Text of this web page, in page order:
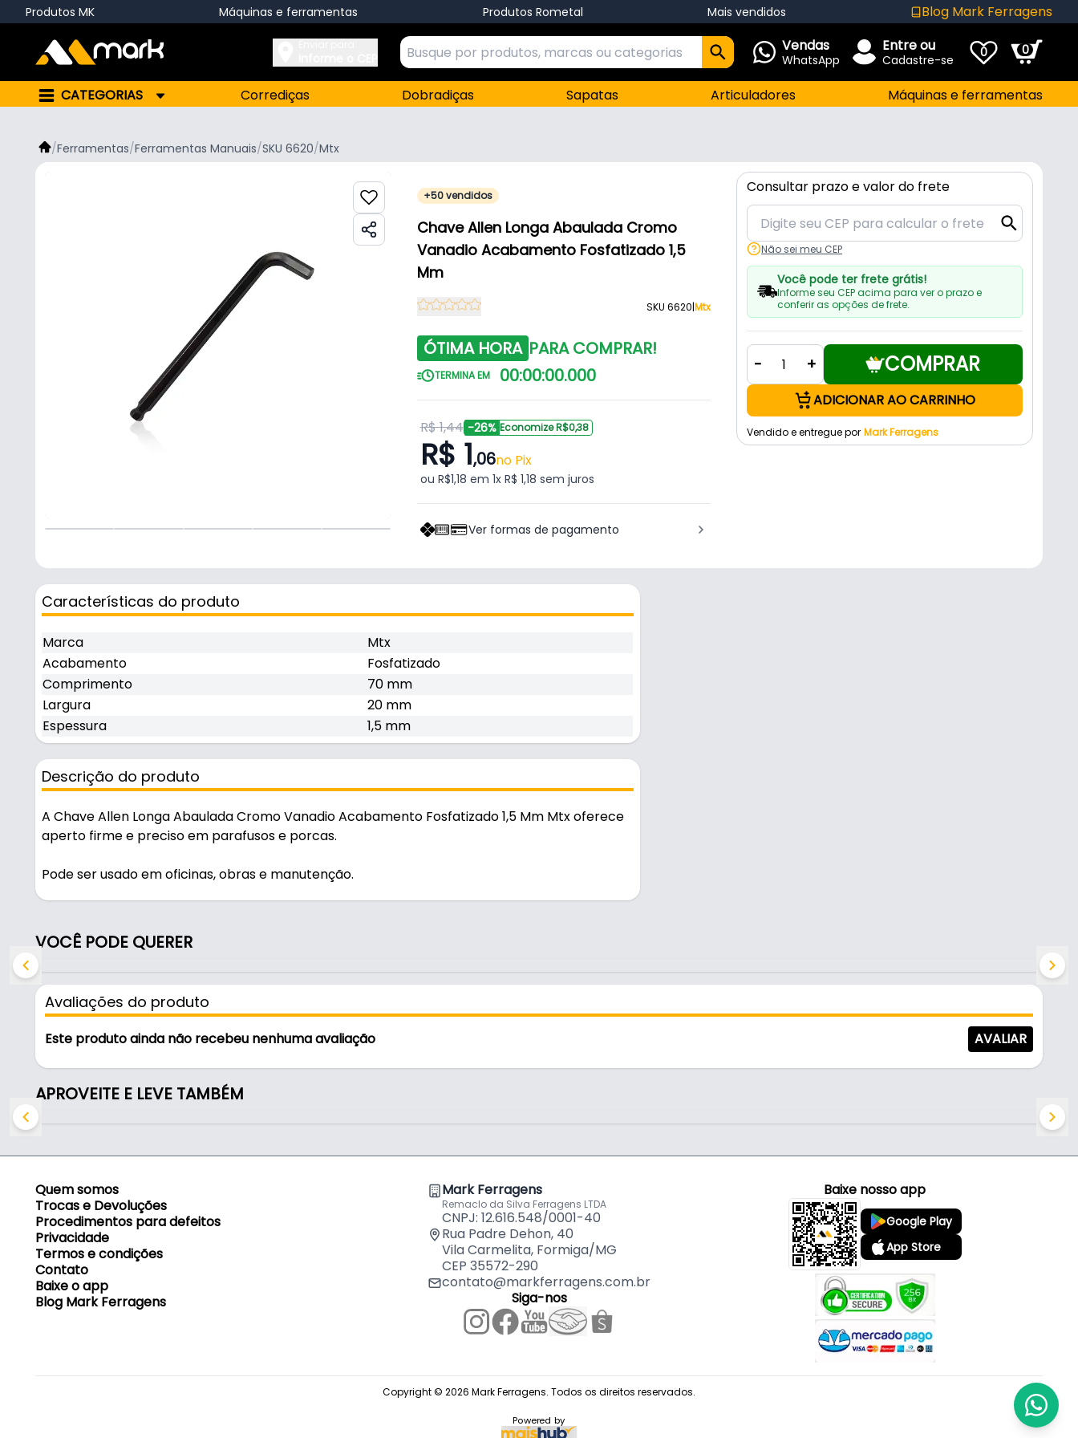
Produtos MK Máquinas e ferramentas Produtos Rometal Mais vendidos Blog Mark Ferragens
Vendas
WhatsApp
Entre ou
Cadastre-se 0 0
CATEGORIAS Corrediças Dobradiças Sapatas Articuladores Máquinas e ferramentas
/Ferramentas/Ferramentas Manuais/SKU 6620/Mtx
+50 vendidos
Chave Allen Longa Abaulada Cromo
Vanadio Acabamento Fosfatizado 1,5
Mm
SKU 6620|Mtx
ÓTIMA HORA PARA COMPRAR!
TERMINA EM 00:00:00.000
R$ 1,44 -26% Economize R$0,38
R$ 1,06no Pix
ou R$1,18 em 1x R$ 1,18 sem juros
Ver formas de pagamento
Consultar prazo e valor do frete
Não sei meu CEP
Você pode ter frete grátis!
Informe seu CEP acima para ver o prazo e
conferir as opções de frete.
- + COMPRAR
ADICIONAR AO CARRINHO
Vendido e entregue por Mark Ferragens
Características do produto
Marca
Mtx
Acabamento
Fosfatizado
Comprimento
70 mm
Largura
20 mm
Espessura
1,5 mm
Descrição do produto
A Chave Allen Longa Abaulada Cromo Vanadio Acabamento Fosfatizado 1,5 Mm Mtx oferece
aperto firme e preciso em parafusos e porcas.
Pode ser usado em oficinas, obras e manutenção.
Características:
- Acabamento: Fosfatizado
- Comprimento: 70 mm
- Largura: 20 mm
- Espessura: 1,5 mm
VOCÊ PODE QUERER
Avaliações do produto
Este produto ainda não recebeu nenhuma avaliação AVALIAR
APROVEITE E LEVE TAMBÉM
Quem somos
Trocas e Devoluções
Procedimentos para defeitos
Privacidade
Termos e condições
Contato
Baixe o app
Blog Mark Ferragens
Mark Ferragens
Remaclo da Silva Ferragens LTDA
CNPJ: 12.616.548/0001-40
Rua Padre Dehon, 40
Vila Carmelita, Formiga/MG
CEP 35572-290
contato@markferragens.com.br
Siga-nos
Baixe nosso app
Google Play
App Store
Copyright © 2026 Mark Ferragens. Todos os direitos reservados.
Powered by